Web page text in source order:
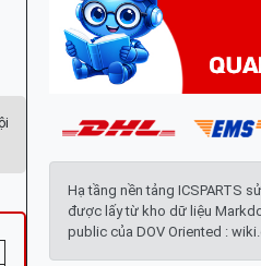
Hạ tầng nền tảng ICSPARTS
được lấy từ kho dữ liệu
public của DOV Oriented :